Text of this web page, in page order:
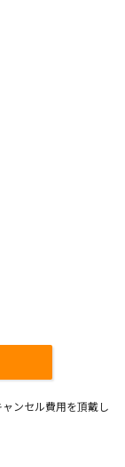
ンセル費用を頂戴し